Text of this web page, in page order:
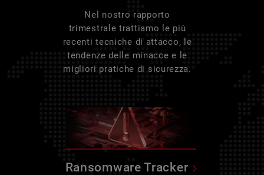
Nel nostro rapporto
trimestrale trattiamo le più
recenti tecniche di attacco, le
tendenze delle minacce e le
migliori pratiche di sicurezza.
Ransomware Tracker